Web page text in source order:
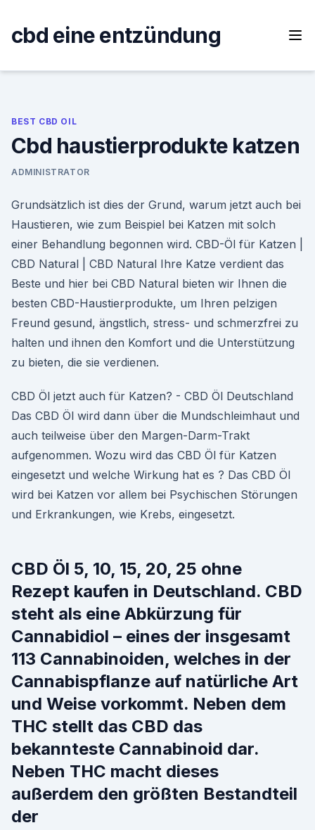
content
cbd eine entzündung
BEST CBD OIL
Cbd haustierprodukte katzen
ADMINISTRATOR
Grundsätzlich ist dies der Grund, warum jetzt auch bei
Haustieren, wie zum Beispiel bei Katzen mit solch
einer Behandlung begonnen wird. CBD-Öl für Katzen |
CBD Natural | CBD Natural Ihre Katze verdient das
Beste und hier bei CBD Natural bieten wir Ihnen die
besten CBD-Haustierprodukte, um Ihren pelzigen
Freund gesund, ängstlich, stress- und schmerzfrei zu
halten und ihnen den Komfort und die Unterstützung
zu bieten, die sie verdienen.
CBD Öl jetzt auch für Katzen? - CBD Öl Deutschland
Das CBD Öl wird dann über die Mundschleimhaut und
auch teilweise über den Margen-Darm-Trakt
aufgenommen. Wozu wird das CBD Öl für Katzen
eingesetzt und welche Wirkung hat es ? Das CBD Öl
wird bei Katzen vor allem bei Psychischen Störungen
und Erkrankungen, wie Krebs, eingesetzt.
CBD Öl 5, 10, 15, 20, 25 ohne
Rezept kaufen in Deutschland. CBD
steht als eine Abkürzung für
Cannabidiol – eines der insgesamt
113 Cannabinoiden, welches in der
Cannabispflanze auf natürliche Art
und Weise vorkommt. Neben dem
THC stellt das CBD das
bekannteste Cannabinoid dar.
Neben THC macht dieses
außerdem den größten Bestandteil
der